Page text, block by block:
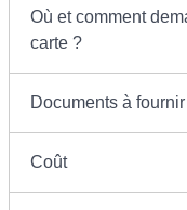
Où et comment
carte ?
Documents à fournir
Coût